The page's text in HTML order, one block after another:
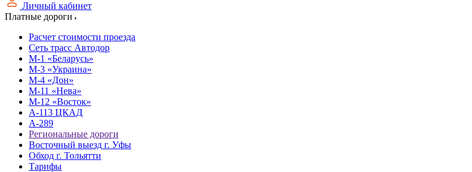
Личный кабинет
Платные дороги
Расчет стоимости проезда
Сеть трасс Автодор
М-1 «Беларусь»
М-3 «Украина»
М-4 «Дон»
М-11 «Нева»
М-12 «Восток»
А-113 ЦКАД
А-289
Региональные дороги
Восточный выезд г. Уфы
Обход г. Тольятти
Тарифы